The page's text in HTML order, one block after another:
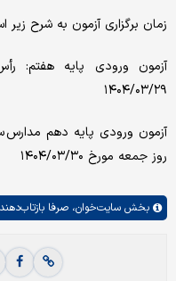
زمان برگزاری آزمون به شرح زیر
۱۴۰۴/۰۳/۲۹
روز جمعه مورخ ۱۴۰۴/۰۳/۳۰
بخش سایت‌خوان، صرفا